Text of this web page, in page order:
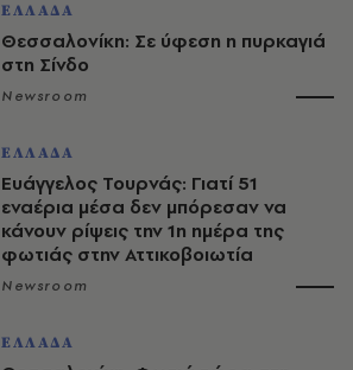
ΕΛΛΑΔΑ
Θεσσαλονίκη: Σε ύφεση η πυρκαγιά
στη Σίνδο
Newsroom
ΕΛΛΑΔΑ
Ευάγγελος Τουρνάς: Γιατί 51
εναέρια μέσα δεν μπόρεσαν να
κάνουν ρίψεις την 1η ημέρα της
φωτιάς στην Αττικοβοιωτία
Newsroom
ΕΛΛΑΔΑ